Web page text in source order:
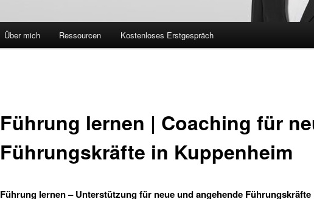
Über mich Ressourcen Kostenloses Erstgespräch
Führung lernen | Coaching für
Führungskräfte in Kuppenheim
Führung lernen – Unterstützung für neue und angehende Führungskräfte